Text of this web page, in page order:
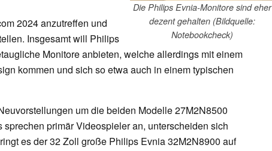
Die Philips Evnia-Monitore sind eher
dezent gehalten (Bildquelle:
Notebookcheck)
2024 anzutreffen und
Insgesamt will Philips
Monitore anbieten, welche allerdings mit einem
kommen und sich so etwa auch in einem typischen
um die beiden Modelle 27M2N8500
primär Videospieler an, unterscheiden sich
es der 32 Zoll große Philips Evnia 32M2N8900 auf